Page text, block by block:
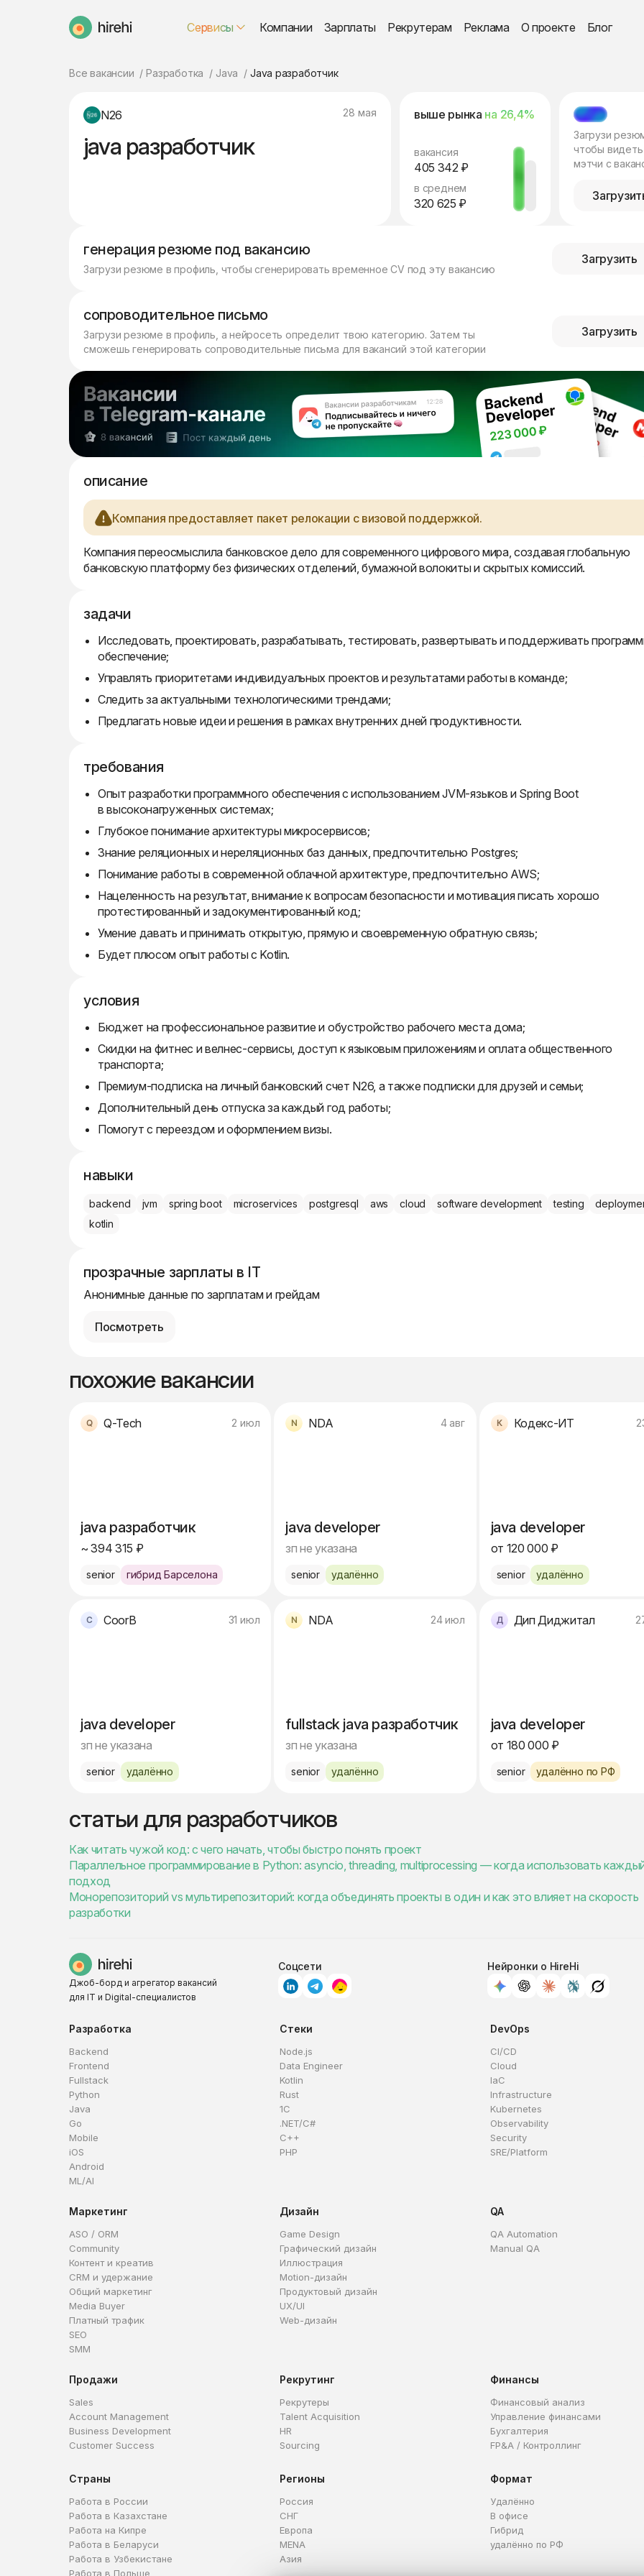
HireHi Сервисы Компании Зарплаты Рекрутерам Реклама О проекте Блог
Все вакансии Разработка Java Java разработчик
N26 28 мая
java разработчик
выше рынка на 26,4%
вакансия
405 342 ₽
в среднем
320 625 ₽
МЭТЧ
Загрузи
чтобы видеть
мэтчи с
генерация резюме под вакансию
Загрузи резюме в профиль, чтобы сгенерировать временное CV под эту вакансию
Загрузить
сопроводительное письмо
Загрузи резюме в профиль, а нейросеть определит твою категорию. Затем ты
сможешь генерировать сопроводительные письма для вакансий этой категории
Загрузить
описание
Компания предоставляет пакет релокации с визовой поддержкой.
Компания переосмыслила банковское дело для современного цифрового мира, создавая глобальную
банковскую платформу без физических отделений, бумажной волокиты и скрытых комиссий.
задачи
Исследовать, проектировать, разрабатывать, тестировать, развертывать и поддерживать
обеспечение;
Управлять приоритетами индивидуальных проектов и результатами работы в команде;
Следить за актуальными технологическими трендами;
Предлагать новые идеи и решения в рамках внутренних дней продуктивности.
требования
Опыт разработки программного обеспечения с использованием JVM-языков и Spring Boot
в высоконагруженных системах;
Глубокое понимание архитектуры микросервисов;
Знание реляционных и нереляционных баз данных, предпочтительно Postgres;
Понимание работы в современной облачной архитектуре, предпочтительно AWS;
Нацеленность на результат, внимание к вопросам безопасности и мотивация писать хорошо
протестированный и задокументированный код;
Умение давать и принимать открытую, прямую и своевременную обратную связь;
Будет плюсом опыт работы с Kotlin.
условия
Бюджет на профессиональное развитие и обустройство рабочего места дома;
Скидки на фитнес и велнес-сервисы, доступ к языковым приложениям и оплата общественного
транспорта;
Премиум-подписка на личный банковский счет N26, а также подписки для друзей и семьи;
Дополнительный день отпуска за каждый год работы;
Помогут с переездом и оформлением визы.
навыки
backend jvm spring boot microservices postgresql aws cloud software development testing
kotlin
прозрачные зарплаты в IT
Анонимные данные по зарплатам и грейдам
Посмотреть
похожие вакансии
Q-Tech 2 июл
java разработчик
~ 394 315 ₽
senior гибрид Барселона
NDA 4 авг
java developer
зп не указана
senior удалённо
Кодекс-ИТ
java developer
от 120 000 ₽
senior удалённо
CoorB 31 июл
java developer
зп не указана
senior удалённо
NDA 24 июл
fullstack java разработчик
зп не указана
senior удалённо
Дип Диджитал
java developer
от 180 000 ₽
senior удалённо по РФ
статьи для разработчиков
Как читать чужой код: с чего начать, чтобы быстро понять проект
Параллельное программирование в Python: asyncio, threading, multiprocessing — когда использовать
подход
Монорепозиторий vs мультирепозиторий: когда объединять проекты в один и как это влияет на скорость
разработки
Джоб-борд и агрегатор вакансий
для IT и Digital-специалистов
Соцсети Нейронки о HireHi
Разработка
Backend
Frontend
Fullstack
Python
Java
Go
Mobile
iOS
Android
ML/AI
Стеки
Node.js
Data Engineer
Kotlin
Rust
1C
.NET/C#
C++
PHP
DevOps
CI/CD
Cloud
IaC
Infrastructure
Kubernetes
Observability
Security
SRE/Platform
Маркетинг
ASO / ORM
Community
Контент и креатив
CRM и удержание
Общий маркетинг
Media Buyer
Платный трафик
SEO
SMM
Дизайн
Game Design
Графический дизайн
Иллюстрация
Motion-дизайн
Продуктовый дизайн
UX/UI
Web-дизайн
QA
QA Automation
Manual QA
Продажи
Sales
Account Management
Business Development
Customer Success
Рекрутинг
Рекрутеры
Talent Acquisition
HR
Sourcing
Финансы
Финансовый анализ
Управление финансами
Бухгалтерия
FP&A / Контроллинг
Страны
Работа в России
Работа в Казахстане
Работа на Кипре
Работа в Беларуси
Работа в Узбекистане
Работа в Польше
Регионы
Россия
СНГ
Европа
MENA
Азия
Формат
Удалённо
В офисе
Гибрид
удалённо по РФ